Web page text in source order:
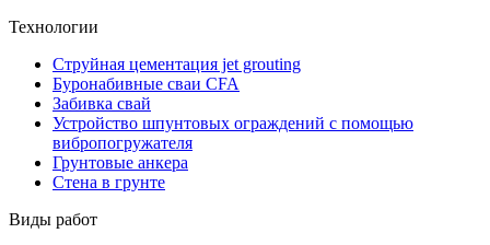
Технологии
Струйная цементация jet grouting
Буронабивные сваи CFA
Забивка свай
Устройство шпунтовых ограждений с помощью
вибропогружателя
Грунтовые анкера
Стена в грунте
Виды работ